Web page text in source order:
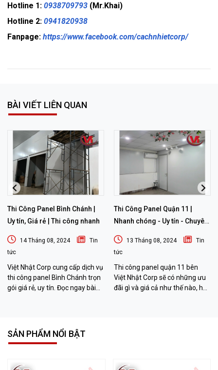
Hotline 1: 0938709793 (Mr.Khai)
Hotline 2: 0941820938
Fanpage: https://www.facebook.com/cachnhietcorp/
BÀI VIẾT LIÊN QUAN
Thi Công Panel Bình Chánh |
Uy tín, Giá rẻ | Thi công nhanh
14 Tháng 08, 2024
Tin
tức
Việt Nhật Corp cung cấp dịch vụ
thi công panel Bình Chánh trọn
gói giá rẻ, uy tín. Đọc ngay bài
Thi Công Panel Quận 11 |
Nhanh chóng - Uy tín - Chuyên
nghiệp
13 Tháng 08, 2024
Tin
tức
Thi công panel quận 11 bên
Việt Nhật Corp sẽ có những ưu
đãi gì và giá cả như thế nào, hãy
SẢN PHẨM NỔI BẬT